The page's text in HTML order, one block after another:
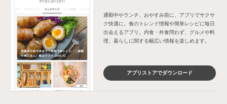
通勤中やランチ、おやすみ前に、アプリでサクサ
ク快適に。食のトレンド情報や簡単レシピに毎日
出会えるアプリ。内食・外食問わず、グルメや料
理、暮らしに関する幅広い情報を楽しめます。
アプリストアでダウンロード